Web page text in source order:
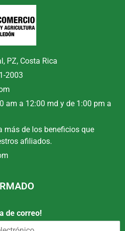
PZ, Costa Rica
2003
am a 12:00 md y de 1:00 pm a
más de los beneficios que
afiliados.
de correo!